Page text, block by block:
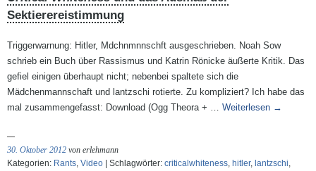
Sektierereistimmung
Triggerwarnung: Hitler, Mdchnmnnschft ausgeschrieben. Noah Sow
schrieb ein Buch über Rassismus und Katrin Rönicke äußerte Kritik. Das
gefiel einigen überhaupt nicht; nebenbei spaltete sich die
Mädchenmannschaft und lantzschi rotierte. Zu kompliziert? Ich habe das
mal zusammengefasst: Download (Ogg Theora + … Weiterlesen →
30. Oktober 2012 von erlehmann
Kategorien: Rants, Video | Schlagwörter: criticalwhiteness, hitler, lantzschi,